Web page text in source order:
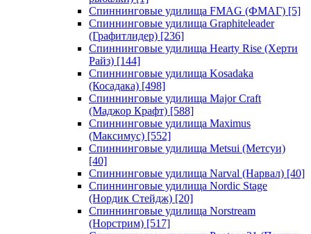
Спиннинговые удилища FMAG (ФМАГ) [5]
Спиннинговые удилища Graphiteleader
(Графитлидер) [236]
Спиннинговые удилища Hearty Rise (Херти
Райз) [144]
Спиннинговые удилища Kosadaka
(Косадака) [498]
Спиннинговые удилища Major Craft
(Маджор Крафт) [588]
Спиннинговые удилища Maximus
(Максимус) [552]
Спиннинговые удилища Metsui (Метсуи)
[40]
Спиннинговые удилища Narval (Нарвал) [40]
Спиннинговые удилища Nordic Stage
(Нордик Стейдж) [20]
Спиннинговые удилища Norstream
(Норстрим) [517]